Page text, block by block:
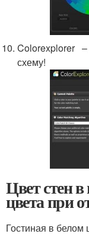
Colorexplorer –
схему!
Цвет стен
цвета при
Гостиная в